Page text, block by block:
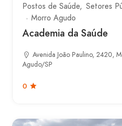
Postos de Saúde Setores
Morro Agudo
Academia da Saúde
Avenida João Paulino, 2420,
Agudo/SP
0